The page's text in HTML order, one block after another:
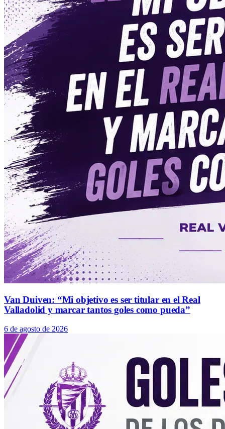
Van Duiven: “Mi objetivo es ser titular en el Real
Valladolid y marcar tantos goles como pueda”
6 de agosto de 2026